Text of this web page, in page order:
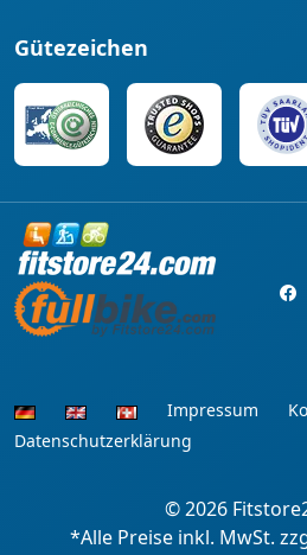
Gütezeichen
Impressum
Datenschutzerklärung
© 2026
*Alle Preise inkl. MwSt.